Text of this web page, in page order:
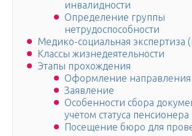
инвалидности
Определение группы
нетрудоспособности
Медико-социальная экспертиза
Классы жизнедеятельности
Этапы прохождения
Оформление
Заявление
Особенности сбора
учетом статуса пенсионера
Посещение бюро для